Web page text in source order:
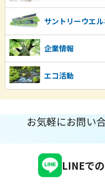
サントリーウエ
企業情報
エコ活動
お気軽にお問い
LINEで